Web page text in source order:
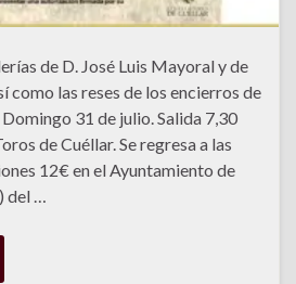
de D. José Luis Mayoral y de
como las reses de los encierros de
31 de julio. Salida 7,30
de Cuéllar. Se regresa a las
12€ en el Ayuntamiento de
del …